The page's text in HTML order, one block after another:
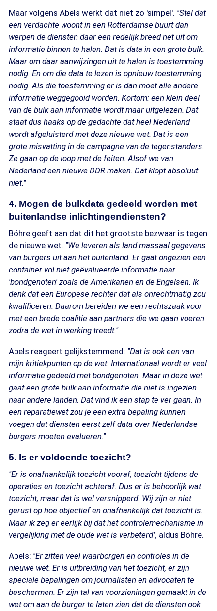
Maar volgens Abels werkt dat niet zo 'simpel'. ''Stel dat
een verdachte woont in een Rotterdamse buurt dan
werpen de diensten daar een redelijk breed net uit om
informatie binnen te halen. Dat is data in een grote bulk.
Maar om daar aanwijzingen uit te halen is toestemming
nodig. En om die data te lezen is opnieuw toestemming
nodig. Als die toestemming er is dan moet alle andere
informatie weggegooid worden. Kortom: een klein deel
van de bulk aan informatie wordt maar uitgelezen. Dat
staat dus haaks op de gedachte dat heel Nederland
wordt afgeluisterd met deze nieuwe wet. Dat is een
grote misvatting in de campagne van de tegenstanders.
Ze gaan op de loop met de feiten. Alsof we van
Nederland een nieuwe DDR maken. Dat klopt absoluut
niet.''
4. Mogen de bulkdata gedeeld worden met
buitenlandse inlichtingendiensten?
Böhre geeft aan dat dit het grootste bezwaar is tegen
de nieuwe wet. ''We leveren als land massaal gegevens
van burgers uit aan het buitenland. Er gaat ongezien een
container vol niet geëvalueerde informatie naar
'bondgenoten' zoals de Amerikanen en de Engelsen. Ik
denk dat een Europese rechter dat als onrechtmatig zou
kwalificeren. Daarom bereiden we een rechtszaak voor
met een brede coalitie aan partners die we gaan voeren
zodra de wet in werking treedt.''
Abels reageert gelijkstemmend: ''Dat is ook een van
mijn kritiekpunten op de wet. Internationaal wordt er veel
informatie gedeeld met bondgenoten. Maar in deze wet
gaat een grote bulk aan informatie die niet is ingezien
naar andere landen. Dat vind ik een stap te ver gaan. In
een reparatiewet zou je een extra bepaling kunnen
voegen dat diensten eerst zelf data over Nederlandse
burgers moeten evalueren.''
5. Is er voldoende toezicht?
''Er is onafhankelijk toezicht vooraf, toezicht tijdens de
operaties en toezicht achteraf. Dus er is behoorlijk wat
toezicht, maar dat is wel versnipperd. Wij zijn er niet
gerust op hoe objectief en onafhankelijk dat toezicht is.
Maar ik zeg er eerlijk bij dat het controlemechanisme in
vergelijking met de oude wet is verbeterd'', aldus Böhre.
Abels: ''Er zitten veel waarborgen en controles in de
nieuwe wet. Er is uitbreiding van het toezicht, er zijn
speciale bepalingen om journalisten en advocaten te
beschermen. Er zijn tal van voorzieningen gemaakt in de
wet om aan de burger te laten zien dat de diensten ook